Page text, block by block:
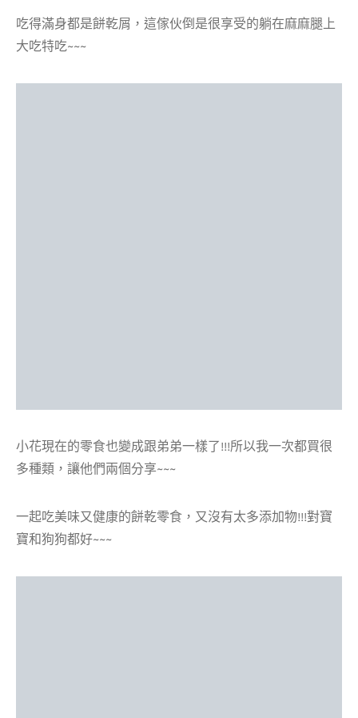
吃得滿身都是餅乾屑，這傢伙倒是很享受的躺在麻麻腿上
大吃特吃~~~
小花現在的零食也變成跟弟弟一樣了!!!所以我一次都買很
多種類，讓他們兩個分享~~~
一起吃美味又健康的餅乾零食，又沒有太多添加物!!!對寶
寶和狗狗都好~~~